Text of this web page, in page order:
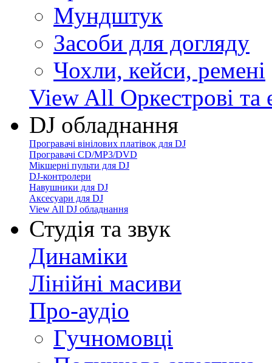
Мундштук
Засоби для догляду
Чохли, кейси, ремені
View All Оркестрові та
DJ обладнання
Програвачі вінілових платівок для DJ
Програвачі CD/MP3/DVD
Мікшерні пульти для DJ
DJ-контролери
Навушники для DJ
Аксесуари для DJ
View All DJ обладнання
Студія та звук
Динаміки
Лінійні масиви
Про-аудіо
Гучномовці